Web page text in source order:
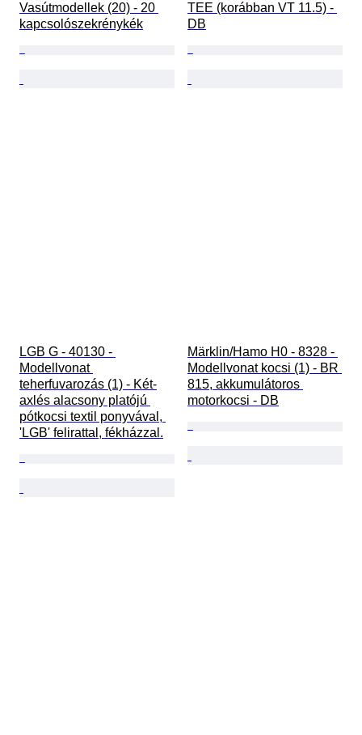
Vasútmodellek (20) - 20
kapcsolószekrénykék
TEE (korábban VT 11.5) -
DB
LGB G - 40130 -
Modellvonat
teherfuvarozás (1) - Két-
axlés alacsony platójú
pótkocsi textil ponyvával,
'LGB' felirattal, fékházzal.
Märklin/Hamo H0 - 8328 -
Modellvonat kocsi (1) - BR
815, akkumulátoros
motorkocsi - DB